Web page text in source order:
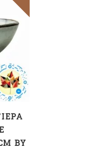
BY